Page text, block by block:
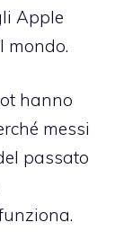
Apple
mondo.
hanno
messi
passato